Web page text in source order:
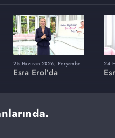
25 Haziran 2026, Perşembe
Esra Erol'da
24